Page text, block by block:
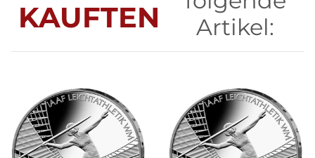
KAUFTEN
Artikel: